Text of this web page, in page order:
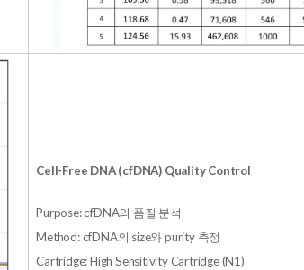
Cell-Free DNA (cfDNA) Quality Control
Purpose: cfDNA의 품질 분석
Method: cfDNA의 size와 purity 측정
Cartridge: High Sensitivity Cartridge (N1)